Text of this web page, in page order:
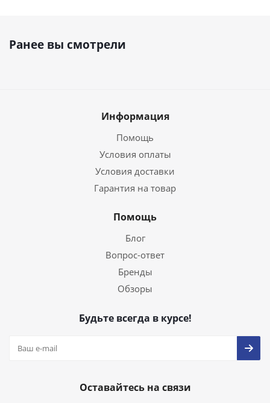
Ранее вы смотрели
Информация
Помощь
Условия оплаты
Условия доставки
Гарантия на товар
Помощь
Блог
Вопрос-ответ
Бренды
Обзоры
Будьте всегда в курсе!
Оставайтесь на связи